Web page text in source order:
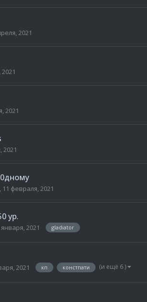
2021
2021
2021
, 11 февраля, 2021
ур.
2021 gladiator
2021 кп констпати (и ещё 6 )